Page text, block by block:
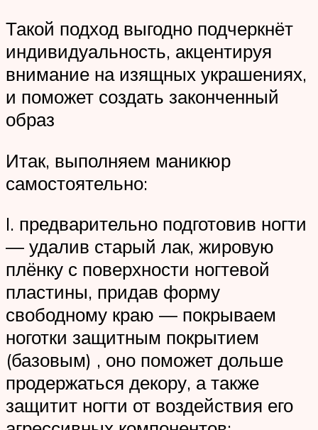
Такой подход выгодно подчеркнёт
индивидуальность, акцентируя
внимание на изящных украшениях,
и поможет создать законченный
образ
Итак, выполняем маникюр
самостоятельно:
I. предварительно подготовив ногти
— удалив старый лак, жировую
плёнку с поверхности ногтевой
пластины, придав форму
свободному краю — покрываем
ноготки защитным покрытием
(базовым) , оно поможет дольше
продержаться декору, а также
защитит ногти от воздействия его